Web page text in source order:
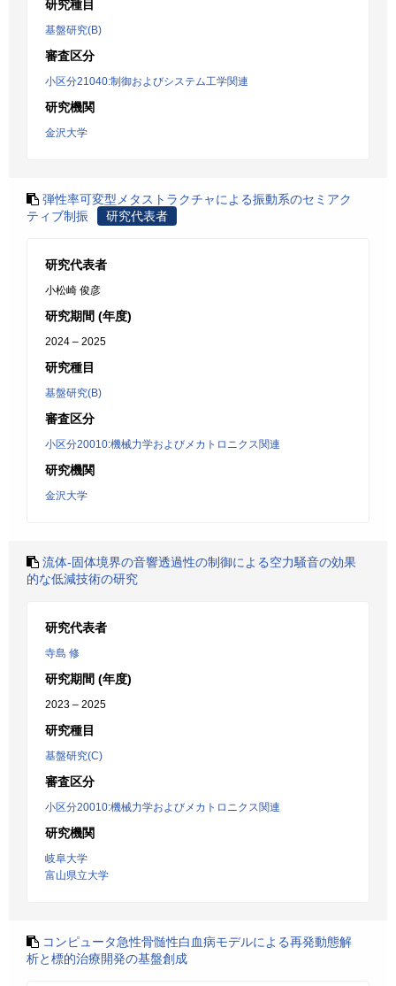
研究種目
基盤研究(B)
審査区分
小区分21040:制御およびシステム工学関連
研究機関
金沢大学
弾性率可変型メタストラクチャによる振動系のセミアク
ティブ制振
研究代表者
研究代表者
小松崎 俊彦
研究期間 (年度)
2024 – 2025
研究種目
基盤研究(B)
審査区分
小区分20010:機械力学およびメカトロニクス関連
研究機関
金沢大学
流体-固体境界の音響透過性の制御による空力騒音の効果
的な低減技術の研究
研究代表者
寺島 修
研究期間 (年度)
2023 – 2025
研究種目
基盤研究(C)
審査区分
小区分20010:機械力学およびメカトロニクス関連
研究機関
岐阜大学
富山県立大学
コンピュータ急性骨髄性白血病モデルによる再発動態解
析と標的治療開発の基盤創成